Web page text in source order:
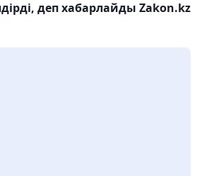
деп хабарлайды Zakon.kz